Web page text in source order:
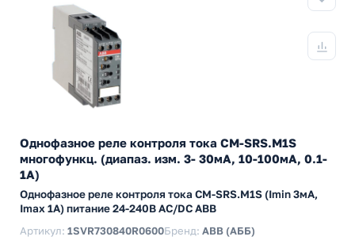
Однофазное реле контроля тока CM-SRS.M1S
многофункц. (диапаз. изм. 3- 30мА, 10-100мА, 0.1-
1А)
Однофазное реле контроля тока CM-SRS.M1S (Imin 3мА,
Imax 1A) питание 24-240В AC/DC ABB
Артикул: 1SVR730840R0600Бренд: ABB (АББ)